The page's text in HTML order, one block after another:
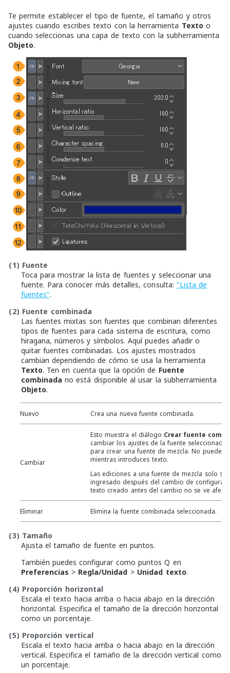
Te permite establecer el tipo de fuente, el tamaño y otros
ajustes cuando escribes texto con la herramienta Texto o
cuando seleccionas una capa de texto con la subherramienta
Objeto.
(1) Fuente
Toca para mostrar la lista de fuentes y seleccionar una
fuente. Para conocer más detalles, consulta: "Lista de
fuentes".
(2) Fuente combinada
Las fuentes mixtas son fuentes que combinan diferentes
tipos de fuentes para cada sistema de escritura, como
hiragana, números y símbolos. Aquí puedes añadir o
quitar fuentes combinadas. Los ajustes mostrados
cambian dependiendo de cómo se usa la herramienta
Texto. Ten en cuenta que la opción de Fuente
combinada no está disponible al usar la subherramienta
Objeto.
Nuevo Crea una nueva fuente combinada.
Cambiar
Esto muestra el diálogo Crear fuente
cambiar los ajustes de la fuente seleccionada
para crear una fuente de mezcla. No puedes
mientras introduces texto.
Las ediciones a una fuente de mezcla solo se
ingresado después del cambio de
texto creado antes del cambio no se ve
Eliminar Elimina la fuente combinada seleccionada.
(3) Tamaño
Ajusta el tamaño de fuente en puntos.
También puedes configurar como puntos Q en
Preferencias > Regla/Unidad > Unidad texto.
(4) Proporción horizontal
Escala el texto hacia arriba o hacia abajo en la dirección
horizontal. Especifica el tamaño de la dirección horizontal
como un porcentaje.
(5) Proporción vertical
Escala el texto hacia arriba o hacia abajo en la dirección
vertical. Especifica el tamaño de la dirección vertical como
un porcentaje.